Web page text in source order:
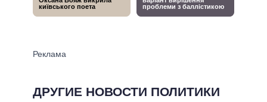
ДРУГИЕ НОВОСТИ ПОЛИТИКИ